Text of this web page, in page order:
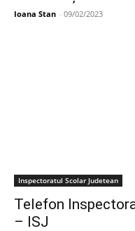
Ioana Stan - 09/02/2023
Inspectoratul Scolar Judetean
Telefon
– ISJ